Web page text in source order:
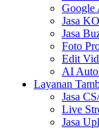
Google
Jasa
Jasa
Foto
Edit
AI
Layanan
Jasa
Live
Jasa